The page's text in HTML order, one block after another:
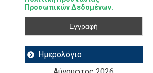
Προσωπικών Δεδομένων.
Ημερολόγιο